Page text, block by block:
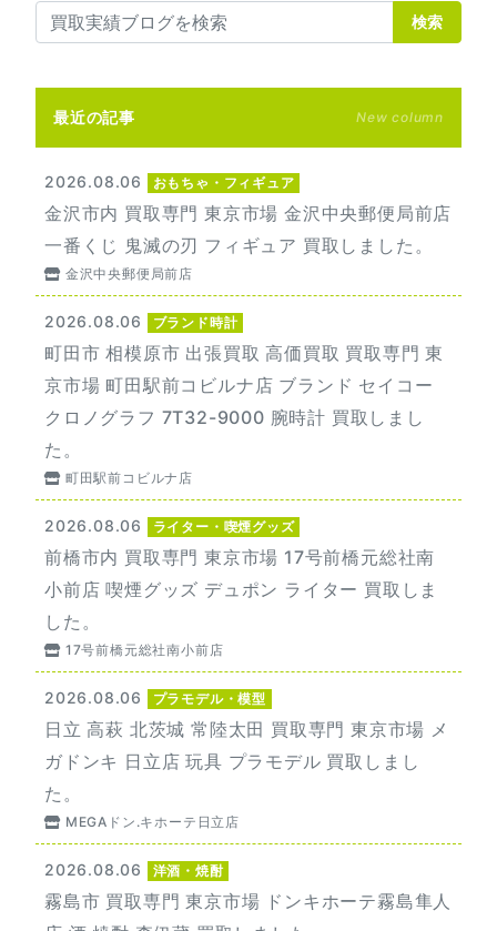
検索
最近の記事 New column
2026.08.06 おもちゃ・フィギュア
金沢市内 買取専門 東京市場 金沢中央郵便局前店
一番くじ 鬼滅の刃 フィギュア 買取しました。
金沢中央郵便局前店
2026.08.06 ブランド時計
町田市 相模原市 出張買取 高価買取 買取専門 東
京市場 町田駅前コビルナ店 ブランド セイコー
クロノグラフ 7T32-9000 腕時計 買取しまし
た。
町田駅前コビルナ店
2026.08.06 ライター・喫煙グッズ
前橋市内 買取専門 東京市場 17号前橋元総社南
小前店 喫煙グッズ デュポン ライター 買取しま
した。
17号前橋元総社南小前店
2026.08.06 プラモデル・模型
日立 高萩 北茨城 常陸太田 買取専門 東京市場 メ
ガドンキ 日立店 玩具 プラモデル 買取しまし
た。
MEGAドン.キホーテ日立店
2026.08.06 洋酒・焼酎
霧島市 買取専門 東京市場 ドンキホーテ霧島隼人